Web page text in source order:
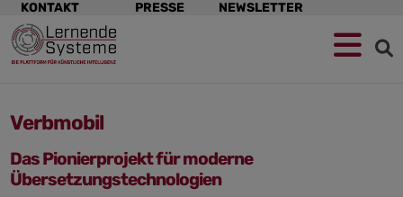
Zur
Navigation
springen
Zum
Hauptinhalt
springen
Zum
Footer
springen
Navigation
überspringen
KONTAKT PRESSE NEWSLETTER
Verbmobil
Das Pionierprojekt für moderne
Übersetzungstechnologien